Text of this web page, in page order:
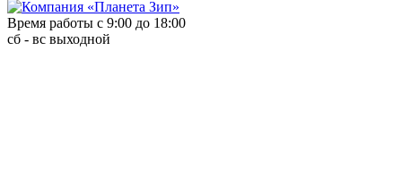
Время работы с 9:00 до 18:00
сб - вс выходной